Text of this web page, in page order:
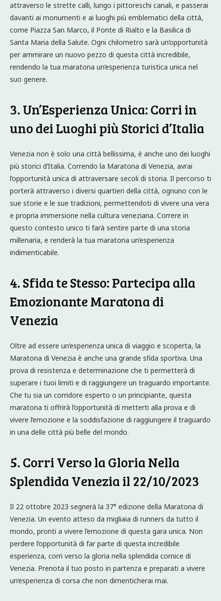
attraverso le strette calli, lungo i pittoreschi canali, e passerai
davanti ai monumenti e ai luoghi più emblematici della città,
come Piazza San Marco, il Ponte di Rialto e la Basilica di
Santa Maria della Salute. Ogni chilometro sarà un’opportunità
per ammirare un nuovo pezzo di questa città incredibile,
rendendo la tua maratona un’esperienza turistica unica nel
suo genere.
3. Un’Esperienza Unica: Corri in
uno dei Luoghi più Storici d’Italia
Venezia non è solo una città bellissima, è anche uno dei luoghi
più storici d’Italia. Correndo la Maratona di Venezia, avrai
l’opportunità unica di attraversare secoli di storia. Il percorso ti
porterà attraverso i diversi quartieri della città, ognuno con le
sue storie e le sue tradizioni, permettendoti di vivere una vera
e propria immersione nella cultura veneziana. Correre in
questo contesto unico ti farà sentire parte di una storia
millenaria, e renderà la tua maratona un’esperienza
indimenticabile.
4. Sfida te Stesso: Partecipa alla
Emozionante Maratona di
Venezia
Oltre ad essere un’esperienza unica di viaggio e scoperta, la
Maratona di Venezia è anche una grande sfida sportiva. Una
prova di resistenza e determinazione che ti permetterà di
superare i tuoi limiti e di raggiungere un traguardo importante.
Che tu sia un corridore esperto o un principiante, questa
maratona ti offrirà l’opportunità di metterti alla prova e di
vivere l’emozione e la soddisfazione di raggiungere il traguardo
in una delle città più belle del mondo.
5. Corri Verso la Gloria Nella
Splendida Venezia il 22/10/2023
Il 22 ottobre 2023 segnerà la 37° edizione della Maratona di
Venezia. Un evento atteso da migliaia di runners da tutto il
mondo, pronti a vivere l’emozione di questa gara unica. Non
perdere l’opportunità di far parte di questa incredibile
esperienza, corri verso la gloria nella splendida cornice di
Venezia. Prenota il tuo posto in partenza e preparati a vivere
un’esperienza di corsa che non dimenticherai mai.